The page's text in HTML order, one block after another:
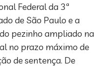
Federal da 3ª
de São Paulo e a
pezinho ampliado na
no prazo máximo de
de sentença. De